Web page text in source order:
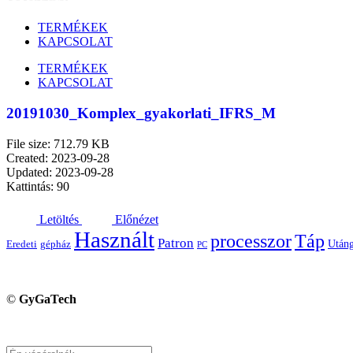
TERMÉKEK
KAPCSOLAT
TERMÉKEK
KAPCSOLAT
20191030_Komplex_gyakorlati_IFRS_M
File size: 712.79 KB
Created: 2023-09-28
Updated: 2023-09-28
Kattintás: 90
Letöltés Előnézet
Eredeti gépház Használt Patron PC processzorTáp
© GyGaTech